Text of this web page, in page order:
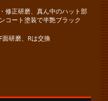
修正研磨、真ん中のハット部
コート塗装で半艶ブラック
面研磨、Rは交換